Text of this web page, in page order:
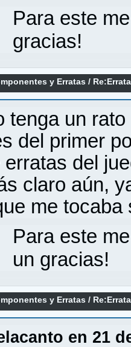
Para este
gracias!
y Erratas /
tenga un
del primer
erratas del
claro aún,
me
Para este
un gracias!
y Erratas /
en 21